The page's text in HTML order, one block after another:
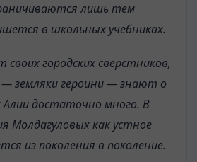
лишь тем
в школьных учебниках.
городских сверстников,
земляки героини — знают о
Алии достаточно много. В
Молдагуловых как устное
из поколения в поколение.